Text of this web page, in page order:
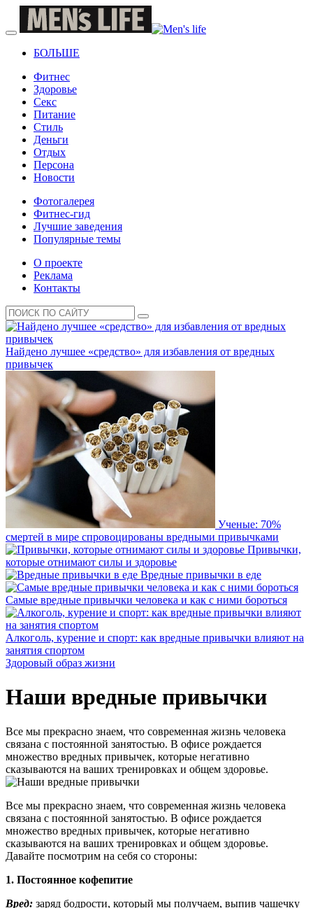
БОЛЬШЕ
Фитнес
Здоровье
Секс
Питание
Стиль
Деньги
Отдых
Персона
Новости
Фотогалерея
Фитнес-гид
Лучшие заведения
Популярные темы
О проекте
Реклама
Контакты
Найдено лучшее «средство» для избавления от вредных
привычек
Ученые: 70%
смертей в мире спровоцированы вредными привычками
Привычки,
которые отнимают силы и здоровье
Вредные привычки в еде
Самые вредные привычки человека и как с ними бороться
Алкоголь, курение и спорт: как вредные привычки влияют на
занятия спортом
Здоровый образ жизни
Наши вредные привычки
Все мы прекрасно знаем, что современная жизнь человека
связана с постоянной занятостью. В офисе рождается
множество вредных привычек, которые негативно
сказываются на ваших тренировках и общем здоровье.
Все мы прекрасно знаем, что современная жизнь человека
связана с постоянной занятостью. В офисе рождается
множество вредных привычек, которые негативно
сказываются на ваших тренировках и общем здоровье.
Давайте посмотрим на себя со стороны:
1. Постоянное кофепитие
Вред: заряд бодрости, который мы получаем, выпив чашечку